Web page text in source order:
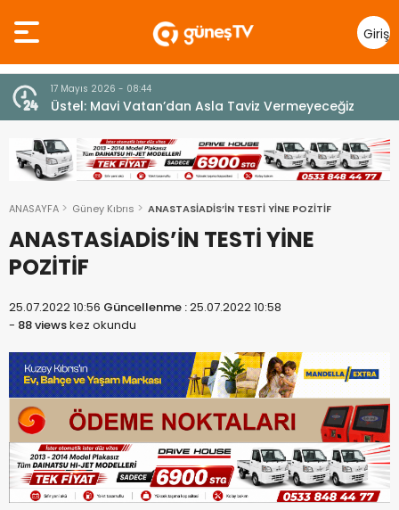
Giriş
Yap
7 Ağustos 2026 - 12:36
ÜSTEL: “ERENKÖY RUHU SONSUZA DEK YAŞAYACAK”
ANASAYFA Güney Kıbrıs ANASTASİADİS’İN TESTİ YİNE POZİTİF
ANASTASİADİS’İN TESTİ YİNE
POZİTİF
25.07.2022 10:56 Güncellenme :25.07.2022 10:58
- 88 viewskez okundu